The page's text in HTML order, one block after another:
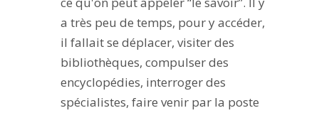
a très peu de temps, pour y accéder,
il fallait se déplacer, visiter des
bibliothèques, compulser des
encyclopédies, interroger des
spécialistes, faire venir par la poste